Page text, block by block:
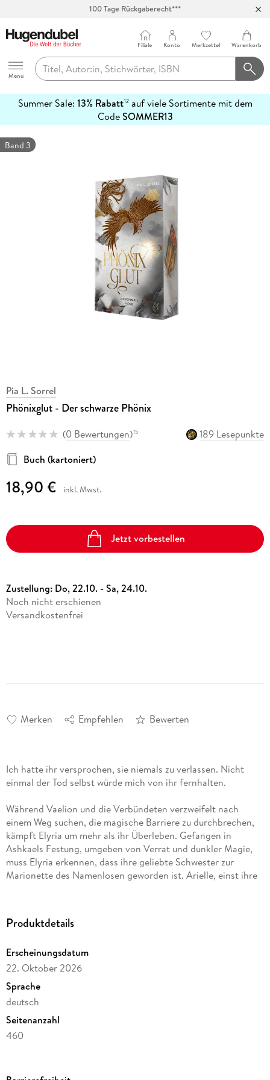
100 Tage Rückgaberecht***
Hugendubel
Menu
Filiale Konto Merkzettel Warenkorb
Summer Sale: 13% Rabatt12auf viele Sortimente mit dem
CodeSOMMER13
erfahren
Band 3
Pia L. Sorrel
Phönixglut - Der schwarze Phönix
(0 Bewertungen)15
189 Lesepunkte
Buch (kartoniert)
18,90 € inkl. Mwst.
Jetzt vorbestellen
Zustellung: Do, 22.10. - Sa, 24.10.
Noch nicht erschienen
Versandkostenfrei
Merken Empfehlen Bewerten
Ich hatte ihr versprochen, sie niemals zu verlassen. Nicht
einmal der Tod selbst würde mich von ihr fernhalten.
Während Vaelion und die Verbündeten verzweifelt nach
einem Weg suchen, die magische Barriere zu durchbrechen,
kämpft Elyria um mehr als ihr Überleben. Gefangen in
Ashkaels Festung, umgeben von Verrat und dunkler Magie,
muss Elyria erkennen, dass ihre geliebte Schwester zur
Marionette des Namenlosen geworden ist. Arielle, einst ihre
Doch etwas schlummert im Verborgenen, eine Offenbarung,
die über Sieg oder Niederlage entscheiden könnte. Um die
Ist sie bereit, diesen Weg zu gehen und ihr Herz für das
Schicksal der Welt zu opfern?
Das Finale der Phönix-Trilogie der letzte Kampf beginnt!
Produktdetails
Erscheinungsdatum
22. Oktober 2026
Sprache
deutsch
Seitenanzahl
460